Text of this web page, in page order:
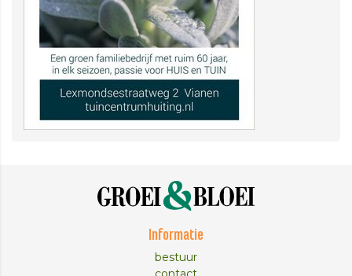
Informatie
bestuur